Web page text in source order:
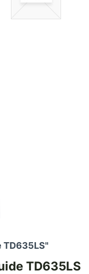
TD635LS"
TD635LS